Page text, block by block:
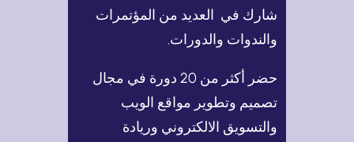
شارك في العديد من المؤتمرات
والندوات والدورات.
حضر أكثر من 20 دورة في مجال
تصميم وتطوير مواقع الويب
والتسويق الالكتروني وريادة